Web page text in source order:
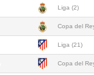
Liga (2)
Copa del
Liga (21)
Copa del